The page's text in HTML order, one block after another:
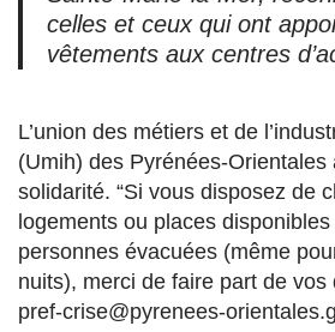
celles et ceux qui ont
vêtements aux centres
L’union des métiers et de
(Umih) des Pyrénées-Orientales
solidarité. “Si vous disposez de
logements ou places
personnes évacuées (même
nuits), merci de faire part de vos
pref-crise@pyrenees-